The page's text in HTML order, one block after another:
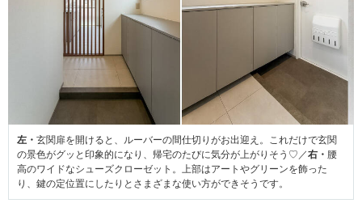
左・ 玄関扉を開けると、ルーバーの間仕切りがお出迎え。これだけで玄関
の景色がグッと印象的になり、帰宅のたびに気分が上がりそう♡／右・ 腰
高のワイドなシューズクローゼット。上部はアートやグリーンを飾った
り、鍵の定位置にしたりとさまざまな使い方ができそうです。